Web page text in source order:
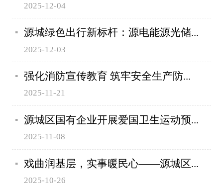
2025-12-04
源城绿色出行新标杆：源电能源光储...
2025-12-03
强化消防宣传教育 筑牢安全生产防...
2025-11-21
源城区国有企业开展爱国卫生运动预...
2025-11-08
戏曲润基层，实事暖民心——源城区...
2025-10-26